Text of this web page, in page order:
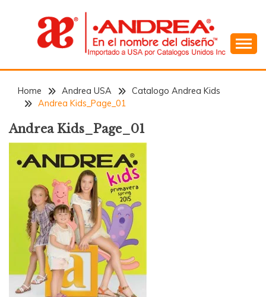
ANDREA
Home Andrea USA
Catalogo Andrea Kids
Andrea Kids_Page_01
Andrea Kids_Page_01